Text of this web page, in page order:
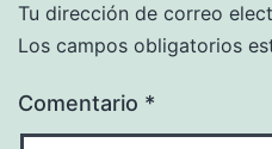
Tu dirección de correo
Los campos obligatorios
Comentario *